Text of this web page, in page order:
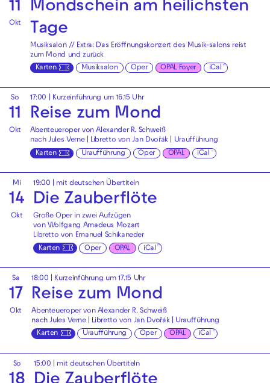
11
Okt
Mondschein am heilichsten
Tage
Musiksalon // Extra: Das Eröffnungskonzert des Musik-salons reist
zum Mond und zurück
Karten
Musiksalon Oper OPAL Foyer iCal
So
11
Okt
17:00 | Kurzeinführung um 16.15 Uhr
Reise zum Mond
Abenteueroper von Alexander R. Schweiß
nach Jules Verne | Libretto von Jan Dvořák | Uraufführung
Karten
Uraufführung Oper OPAL iCal
Mi
14
Okt
19:00 mit deutschen Übertiteln
Die Zauberflöte
Große Oper in zwei Aufzügen
von Wolfgang Amadeus Mozart
Libretto von Emanuel Schikaneder
Karten
Oper OPAL iCal
Sa
17
Okt
18:00 | Kurzeinführung um 17.15 Uhr
Reise zum Mond
Abenteueroper von Alexander R. Schweiß
nach Jules Verne | Libretto von Jan Dvořák | Uraufführung
Karten
Uraufführung Oper OPAL iCal
So 15:00 mit deutschen Übertiteln